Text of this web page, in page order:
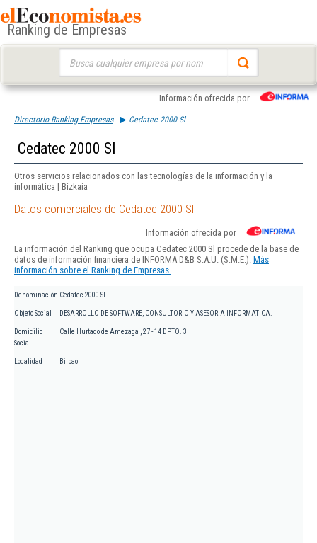
Ranking de Empresas
Información ofrecida por
Directorio Ranking Empresas Cedatec 2000 Sl
Cedatec 2000 Sl
Otros servicios relacionados con las tecnologías de la información y la
informática | Bizkaia
Datos comerciales de Cedatec 2000 Sl
Información ofrecida por
La información del Ranking que ocupa Cedatec 2000 Sl procede de la base de
datos de información financiera de INFORMA D&B S.A.U. (S.M.E.). Más
información sobre el Ranking de Empresas.
Denominación Cedatec 2000 Sl
Objeto Social DESARROLLO DE SOFTWARE, CONSULTORIO Y ASESORIA INFORMATICA.
Domicilio
Social
Calle Hurtado de Amezaga , 27 - 14 DPTO. 3
Localidad Bilbao